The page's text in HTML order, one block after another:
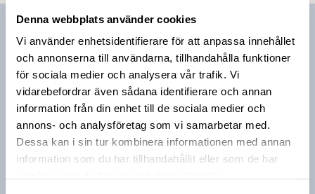
Denna webbplats använder cookies
Vi använder enhetsidentifierare för att anpassa innehållet
och annonserna till användarna, tillhandahålla funktioner
för sociala medier och analysera vår trafik. Vi
vidarebefordrar även sådana identifierare och annan
information från din enhet till de sociala medier och
annons- och analysföretag som vi samarbetar med.
Dessa kan i sin tur kombinera informationen med annan
information som du har tillhandahållit eller som de har
Prenumerera på vårt nyhetsbrev
Vårt nyhetsbrev kommer ut 3-4 gånger i månaden och
riktar sig till alla med ett intresse för
livsmedelsföretagande och den svenska
livsmedelsbranschen. När du anmäler dig till vårt
nyhetsbrev godkänner du Livsmedelsföretagens
hantering av personuppgifter.